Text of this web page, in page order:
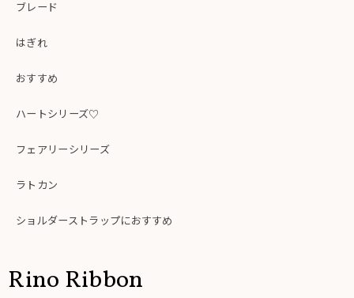
ブレード
はぎれ
おすすめ
ハートシリーズ♡
フェアリーシリーズ
ラトカン
ショルダーストラップにおすすめ
Rino Ribbon